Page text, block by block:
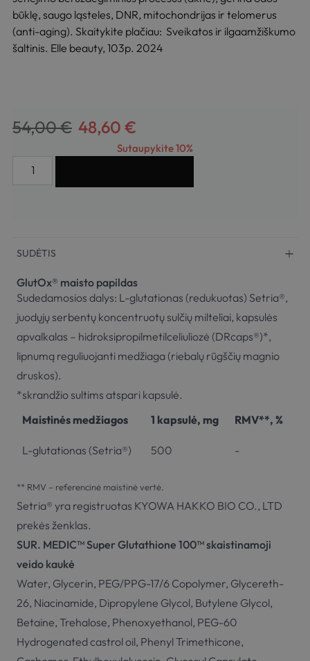
būklę, saugo ląsteles, DNR, mitochondrijas ir telomerus
(anti-aging). Skaitykite plačiau: Sveikatos ir ilgaamžiškumo
šaltinis. Elle beauty, 103p. 2024
54,00€ 48,60€
Sutaupykite 10%
SUDĖTIS
GlutOx® maisto papildas
Sudedamosios dalys: L-glutationas (redukuotas) Setria®,
juodųjų serbentų koncentruotų sulčių milteliai, kapsulės
apvalkalas – hidroksipropilmetilceliuliozė (DRcaps®)*,
lipnumą reguliuojanti medžiaga (riebalų rūgščių magnio
druskos).
*skrandžio sultims atspari kapsulė.
Maistinės medžiagos 1 kapsulė, mg RMV**, %
L-glutationas (Setria®) 500 -
** RMV – referencinė maistinė vertė.
Setria® yra registruotas KYOWA HAKKO BIO CO., LTD
prekės ženklas.
SUR. MEDIC™ Super Glutathione 100™ skaistinamoji
veido kaukė
Water, Glycerin, PEG/PPG-17/6 Copolymer, Glycereth-
26, Niacinamide, Dipropylene Glycol, Butylene Glycol,
Betaine, Trehalose, Phenoxyethanol, PEG-60
Hydrogenated castrol oil, Phenyl Trimethicone,